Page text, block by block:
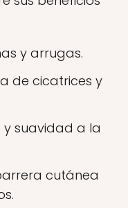
y arrugas.
de cicatrices y
suavidad a la
cutánea